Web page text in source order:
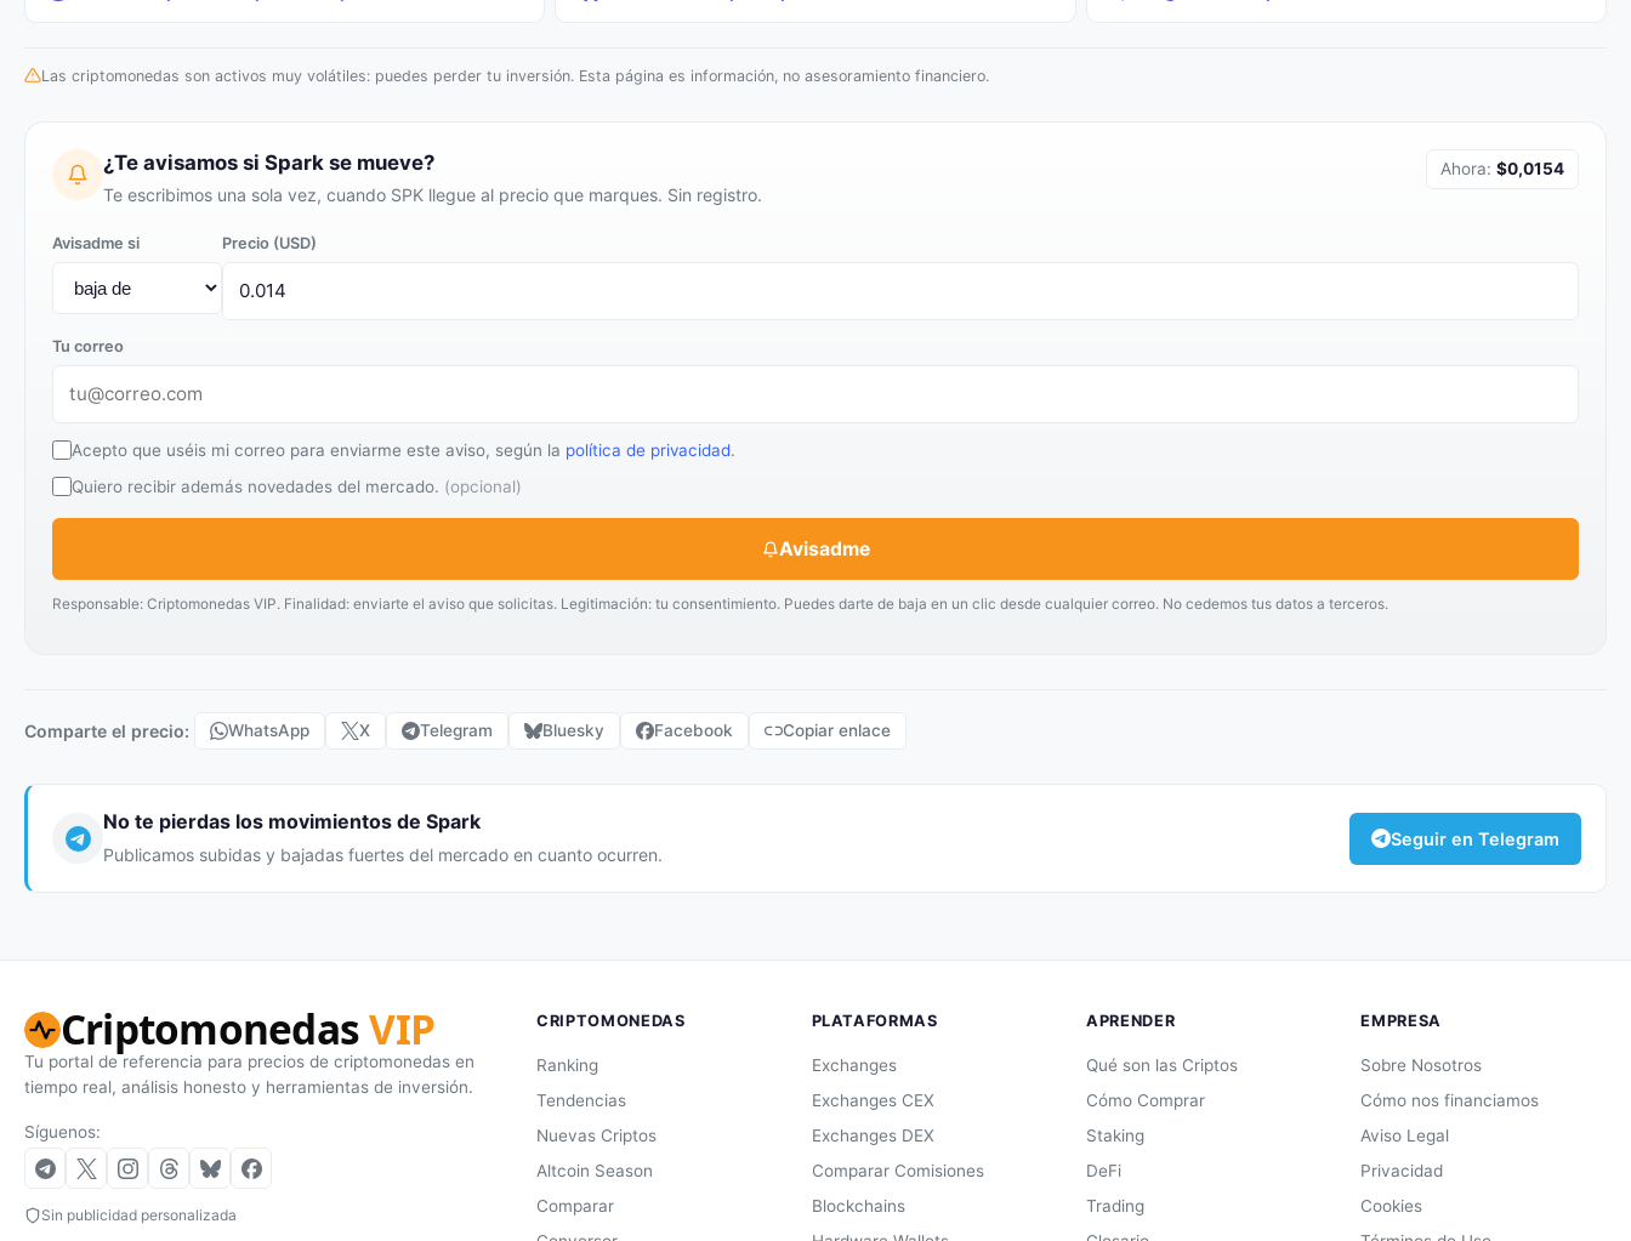
Las criptomonedas son activos muy volátiles: puedes perder tu inversión. Esta página es información, no asesoramiento financiero.
¿Te avisamos si Spark se mueve?
Te escribimos una sola vez, cuando SPK llegue al precio que marques. Sin registro.
Ahora: $0,0154
Avisadme si Precio (USD)
Tu correo
Acepto que uséis mi correo para enviarme este aviso, según la política de privacidad.
Quiero recibir además novedades del mercado. (opcional)
Avisadme
Responsable: Criptomonedas VIP. Finalidad: enviarte el aviso que solicitas. Legitimación: tu consentimiento. Puedes darte de baja en un clic desde cualquier correo. No cedemos tus datos a terceros.
Comparte el precio: WhatsApp X Telegram Bluesky Facebook Copiar enlace
No te pierdas los movimientos de Spark
Publicamos subidas y bajadas fuertes del mercado en cuanto ocurren.
Seguir en Telegram
CriptomonedasVIP
Tu portal de referencia para precios de criptomonedas en
tiempo real, análisis honesto y herramientas de inversión.
Síguenos:
Sin publicidad personalizada
CRIPTOMONEDAS
Ranking
Tendencias
Nuevas Criptos
Altcoin Season
Comparar
PLATAFORMAS
Exchanges
Exchanges CEX
Exchanges DEX
Comparar Comisiones
Blockchains
APRENDER
Qué son las Criptos
Cómo Comprar
Staking
DeFi
Trading
EMPRESA
Sobre Nosotros
Cómo nos financiamos
Aviso Legal
Privacidad
Cookies